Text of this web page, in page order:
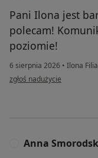
Pani Ilona jest
polecam!
poziomie!
6 sierpnia 2026 • Ilona
w opinii użytkownika
zgłoś nadużycie
Anna